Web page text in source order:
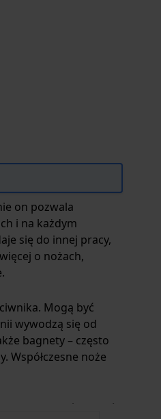
on pozwala
i na każdym
się do innej pracy,
o nożach,
Mogą być
wywodzą się od
bagnety – często
Współczesne noże
a także groźna broń